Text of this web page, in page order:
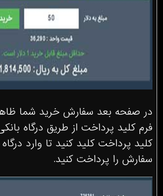
در صفحه بعد سفارش خرید شما
فرم کلید پرداخت از طریق درگاه
کلید پرداخت کلید کنید تا وارد
سفارش را پرداخت کنید.